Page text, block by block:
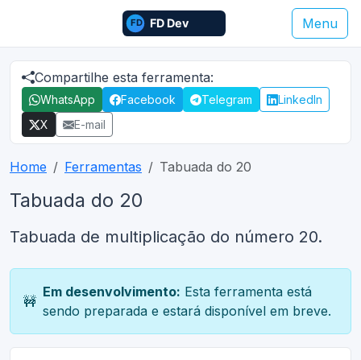
Menu
Compartilhe esta ferramenta:
WhatsApp Facebook Telegram
LinkedIn
X
E-mail
Home Ferramentas Tabuada do 20
Tabuada do 20
Tabuada de multiplicação do número 20.
🚧
Em desenvolvimento: Esta ferramenta está
sendo preparada e estará disponível em breve.